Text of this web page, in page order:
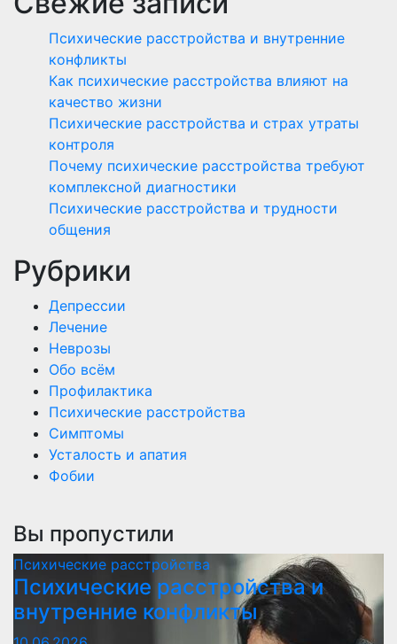
Психические расстройства и внутренние
конфликты
Как психические расстройства влияют на
качество жизни
Психические расстройства и страх утраты
контроля
Почему психические расстройства требуют
комплексной диагностики
Психические расстройства и трудности
общения
Рубрики
Депрессии
Лечение
Неврозы
Обо всём
Профилактика
Психические расстройства
Симптомы
Усталость и апатия
Фобии
Вы пропустили
Психические расстройства
Психические расстройства и
внутренние конфликты